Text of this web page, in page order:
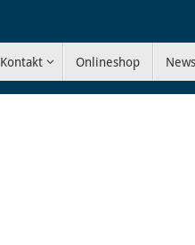
Kontakt Onlineshop